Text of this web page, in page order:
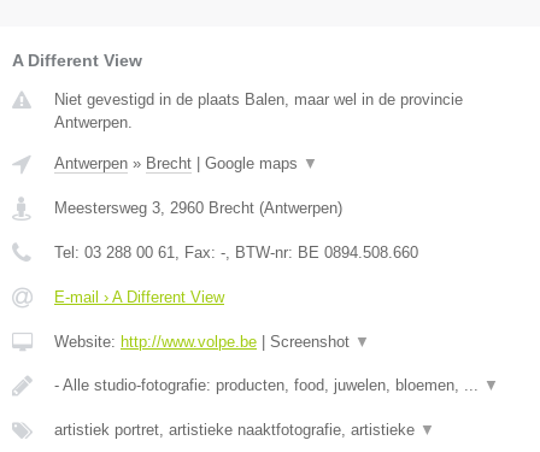
A Different View
Niet gevestigd in de plaats Balen, maar wel in de provincie
Antwerpen.
Antwerpen » Brecht Google maps ▼
Meestersweg 3, 2960 Brecht (Antwerpen)
Tel: 03 288 00 61, Fax: -, BTW-nr: BE 0894.508.660
E-mail › A Different View
Website: http://www.volpe.be Screenshot ▼
- Alle studio-fotografie: producten, food, juwelen, bloemen, ... ▼
artistiek portret, artistieke naaktfotografie, artistieke ▼